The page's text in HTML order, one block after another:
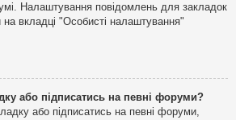
Налаштування повідомлень для закладок
на вкладці "Особисті налаштування"
або підписатись на певні форуми?
або підписатись на певні форуми,